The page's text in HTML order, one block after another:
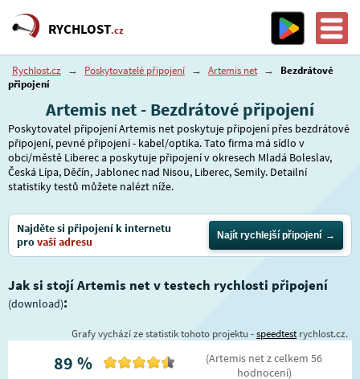
RYCHLOST.cz
Rychlost.cz → Poskytovatelé připojení → Artemis net →
Bezdrátové
připojení
Artemis net - Bezdrátové připojení
Poskytovatel připojení Artemis net poskytuje připojení přes bezdrátové
připojení, pevné připojení - kabel/optika. Tato firma má sídlo v
obci/městě Liberec a poskytuje připojení v okresech Mladá Boleslav,
Česká Lípa, Děčín, Jablonec nad Nisou, Liberec, Semily. Detailní
statistiky testů můžete nalézt níže.
Najděte si připojení k internetu
provaši adresu Najít rychlejší připojení
Jak si stojí Artemis net v testech rychlosti připojení
(download):
Grafy vychází ze statistik tohoto projektu -speedtestrychlost.cz.
89 % (Artemis netz celkem 56
hodnocení)